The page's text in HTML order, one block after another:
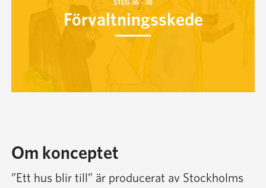
Förvaltnings­skede
Om konceptet
”Ett hus blir till” är producerat av Stockholms